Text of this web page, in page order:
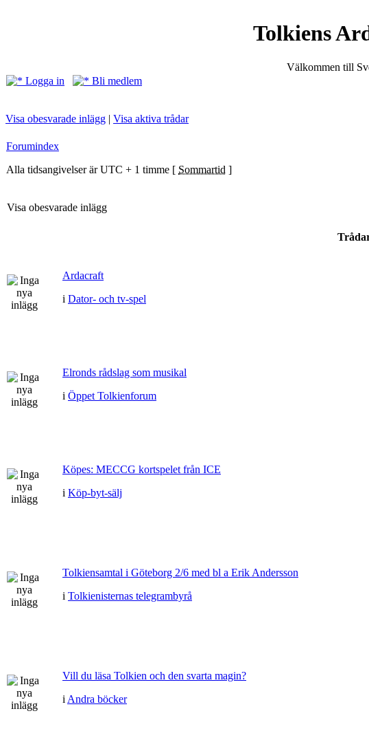
Tolkiens
Välkommen till
Logga in
Bli medlem
Visa obesvarade inlägg | Visa aktiva trådar
Forumindex
Alla tidsangivelser är UTC + 1 timme [ Sommartid ]
Visa obesvarade inlägg
Ardacraft
i Dator- och tv-spel
Elronds rådslag som musikal
i Öppet Tolkienforum
Köpes: MECCG kortspelet från ICE
i Köp-byt-sälj
Tolkiensamtal i Göteborg 2/6 med bl a Erik Andersson
i Tolkienisternas telegrambyrå
Vill du läsa Tolkien och den svarta magin?
i Andra böcker